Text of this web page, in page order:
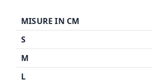
MISURE IN CM
S
M
L